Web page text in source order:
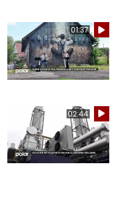
01:37
02:44